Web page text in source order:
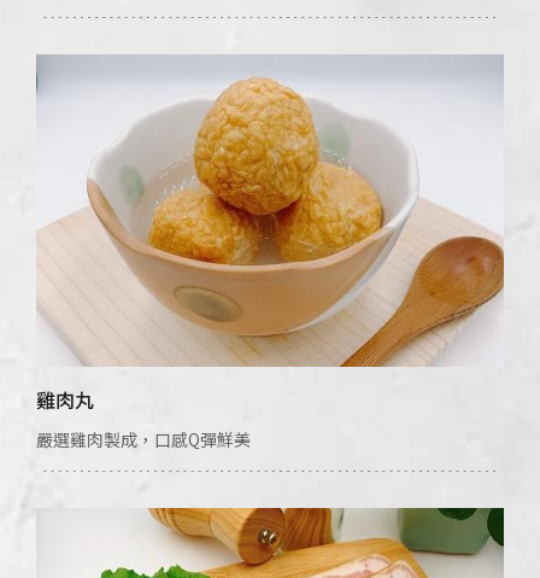
雞肉丸
嚴選雞肉製成，口感Q彈鮮美